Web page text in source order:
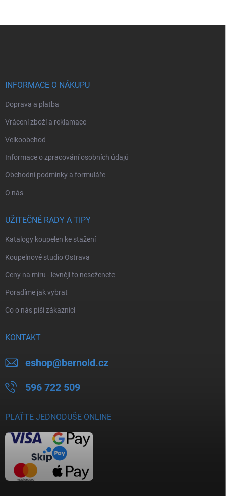
INFORMACE O NÁKUPU
Doprava a platba
Vrácení zboží a reklamace
Velkoobchod
Informace o zpracování osobních údajů
Obchodní podmínky a formuláře
O nás
UŽITEČNÉ RADY A TIPY
Katalogy koupelen ke stažení
Koupelnové studio Ostrava
Ceny na míru - levněji to neseženete
Poradíme jak vybrat
Co o nás píší zákazníci
KONTAKT
eshop@bernold.cz
596 722 509
PLAŤTE JEDNODUŠE ONLINE